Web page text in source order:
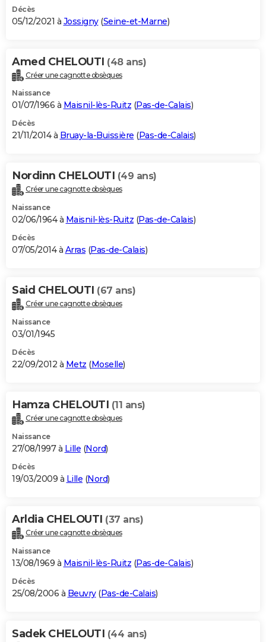
Décès
05/12/2021 à Jossigny(Seine-et-Marne)
Amed CHELOUTI (48 ans)
Créer une cagnotte obsèques
Naissance
01/07/1966 à Maisnil-lès-Ruitz (Pas-de-Calais)
Décès
21/11/2014 à Bruay-la-Buissière (Pas-de-Calais)
Nordinn CHELOUTI (49 ans)
Créer une cagnotte obsèques
Naissance
02/06/1964 à Maisnil-lès-Ruitz (Pas-de-Calais)
Décès
07/05/2014 à Arras (Pas-de-Calais)
Said CHELOUTI (67 ans)
Créer une cagnotte obsèques
Naissance
03/01/1945
Décès
22/09/2012 à Metz (Moselle)
Hamza CHELOUTI (11 ans)
Créer une cagnotte obsèques
Naissance
27/08/1997 à Lille (Nord)
Décès
19/03/2009 à Lille (Nord)
Arldia CHELOUTI (37 ans)
Créer une cagnotte obsèques
Naissance
13/08/1969 à Maisnil-lès-Ruitz (Pas-de-Calais)
Décès
25/08/2006 à Beuvry(Pas-de-Calais)
Sadek CHELOUTI (44 ans)